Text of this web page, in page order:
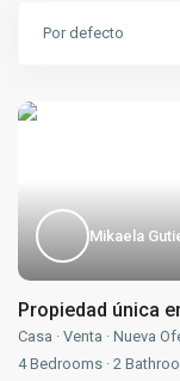
Por defecto
Mikaela
Propiedad única
Casa · Venta · Nueva
4Bedrooms · 2